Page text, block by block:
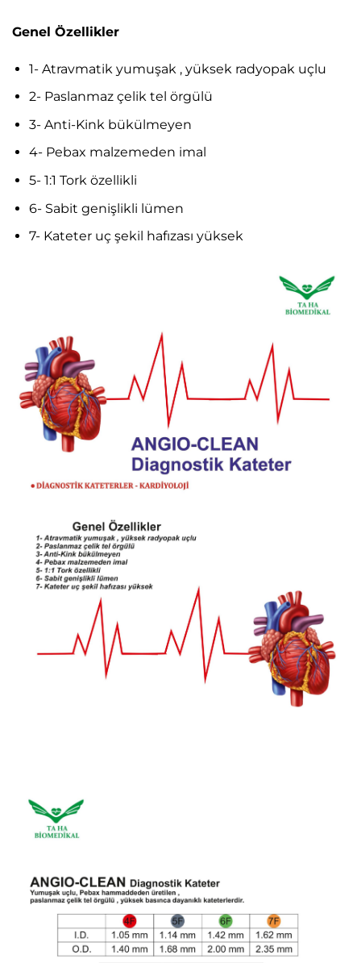
Genel Özellikler
1- Atravmatik yumuşak , yüksek radyopak uçlu
2- Paslanmaz çelik tel örgülü
3- Anti-Kink bükülmeyen
4- Pebax malzemeden imal
5- 1:1 Tork özellikli
6- Sabit genişlikli lümen
7- Kateter uç şekil hafızası yüksek